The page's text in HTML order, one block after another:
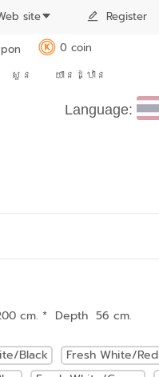
site Register
K
0 coin
សួន
យានដ្ឋាន
Language:
cm. * Depth 56 cm.
Black Fresh White/Red